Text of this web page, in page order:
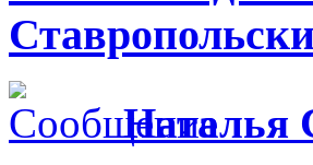
Наталья